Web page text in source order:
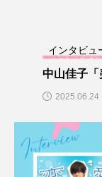
インタビュ
中山佳子
2025.06.24